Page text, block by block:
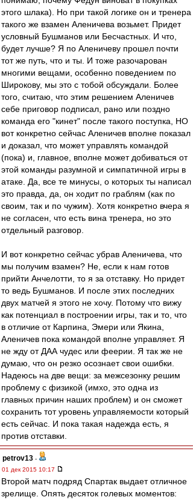
этого шлака). Но при такой логике он и тренера
такого же взамен Аленичева возьмет. Придет
условный Бушманов или Бесчастных. И что,
будет лучше? Я по Аленичеву прошел почти
тот же путь, что и ты. И тоже разочарован
многими вещами, особенно поведением по
Широкову, мы это с тобой обсуждали. Более
того, считаю, что этим решением Аленичев
себе приговор подписал, рано или поздно
команда его "кинет" после такого поступка, НО
вот конкретно сейчас Аленичев вполне показал
и доказал, что может управлять командой
(пока) и, главное, вполне может добиваться от
этой команды разумной и симпатичной игры в
атаке. Да, все те минусы, о которых ты написал
это правда, да, он ходит по граблям (как по
своим, так и по чужим). Хотя конкретно вчера я
не согласен, что есть вина тренера, но это
отдельный разговор.
И вот конкретно сейчас убрав Аленичева, что
мы получим взамен? Не, если к нам готов
прийти Анчелотти, то я за отставку. Но придет
то ведь Бушманов. И после этих последних
двух матчей я этого не хочу. Потому что вижу
как потенциал в построении игры, так и то, что
в отличие от Карпина, Эмери или Якина,
Аленичев пока командой вполне управляет. Я
не жду от ДАА чудес или феерии. Я так же не
думаю, что он резко осознает свои ошибки.
Надеюсь на две вещи: за межсезонку решим
проблему с физикой (имхо, это одна из
главных причин наших проблем) и он сможет
сохранить тот уровень управляемости который
есть сейчас. И пока такая надежда есть, я
против отставки.
petrov13 -
01 дек 2015 10:17
Второй матч подряд Спартак выдает отличное
зрелище. Опять десяток голевых моментов: